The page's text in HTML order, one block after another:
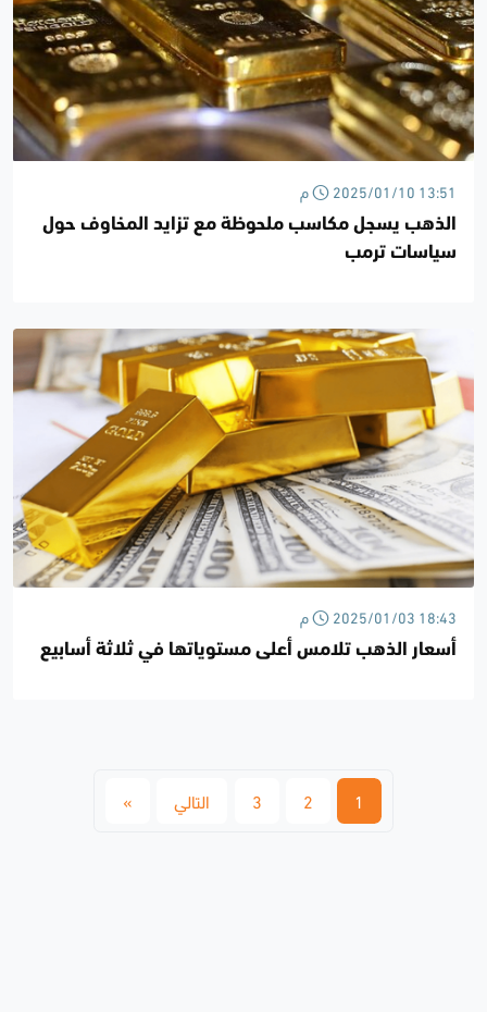
2025/01/10 13:51 م
الذهب يسجل مكاسب ملحوظة مع تزايد المخاوف حول
سياسات ترمب
2025/01/03 18:43 م
أسعار الذهب تلامس أعلى مستوياتها في ثلاثة أسابيع
1
2
3 التالي »